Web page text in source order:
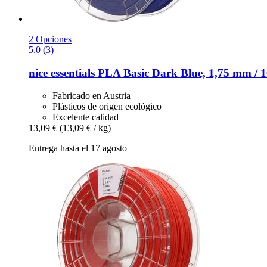
2 Opciones
5.0 (3)
nice essentials PLA Basic Dark Blue, 1,75 mm /
Fabricado en Austria
Plásticos de origen ecológico
Excelente calidad
13,09 € (13,09 € / kg)
Entrega hasta el 17 agosto